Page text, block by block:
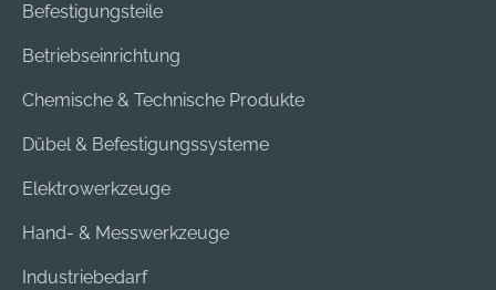
Befestigungsteile
Betriebseinrichtung
Chemische & Technische Produkte
Dübel & Befestigungssysteme
Elektrowerkzeuge
Hand- & Messwerkzeuge
Industriebedarf